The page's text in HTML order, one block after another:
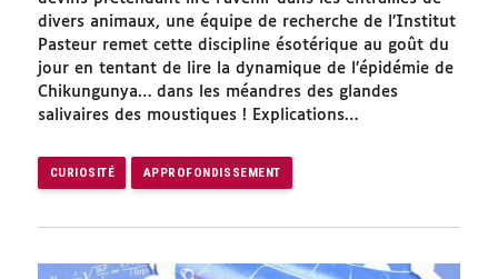
divers animaux, une équipe de recherche de l’Institut
Pasteur remet cette discipline ésotérique au goût du
jour en tentant de lire la dynamique de l’épidémie de
Chikungunya… dans les méandres des glandes
salivaires des moustiques ! Explications…
CURIOSITÉ APPROFONDISSEMENT